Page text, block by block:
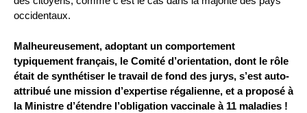
occidentaux.
Malheureusement, adoptant un comportement
typiquement français, le Comité d’orientation, dont le rôle
était de synthétiser le travail de fond des jurys, s’est auto-
attribué une mission d’expertise régalienne, et a proposé à
la Ministre d’étendre l’obligation vaccinale à 11 maladies !